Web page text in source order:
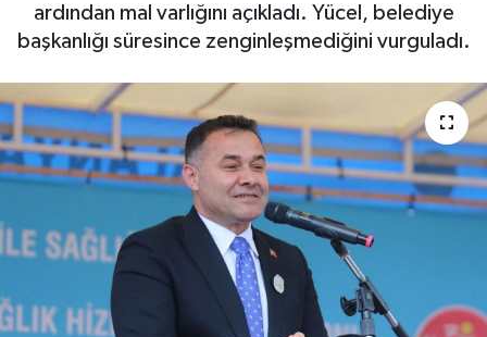
ardından mal varlığını açıkladı. Yücel, belediye
başkanlığı süresince zenginleşmediğini vurguladı.
Güncel
Gündem
Politika
Turizm